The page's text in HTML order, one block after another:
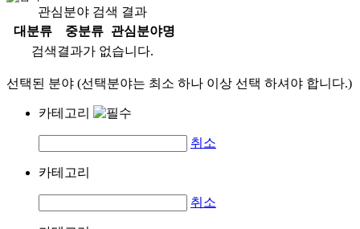
관심분야 검색 결과
대분류
중분류
관심분야명
검색결과가 없습니다.
선택된 분야 (선택분야는 최소 하나 이상 선택 하셔야 합니다.)
카테고리
취소
카테고리
취소